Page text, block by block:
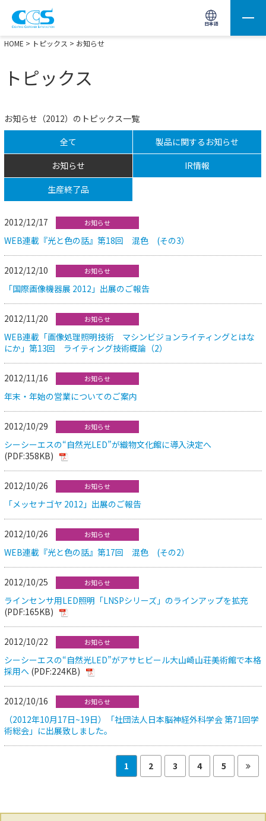
日本語
画像処理用の製品検索 サイト内検索(Enterで実行)
HOME > トピックス > お知らせ
トピックス
お知らせ（2012）のトピックス一覧
全て
製品に関するお知らせ
お知らせ
IR情報
生産終了品
2012/12/17 お知らせ
WEB連載『光と色の話』第18回 混色 (その3）
2012/12/10 お知らせ
「国際画像機器展 2012」出展のご報告
2012/11/20 お知らせ
WEB連載「画像処理照明技術 マシンビジョンライティングとはな
にか」第13回 ライティング技術概論（2）
2012/11/16 お知らせ
年末・年始の営業についてのご案内
2012/10/29 お知らせ
シーシーエスの“自然光LED”が織物文化館に導入決定へ
(PDF:358KB)
2012/10/26 お知らせ
「メッセナゴヤ 2012」出展のご報告
2012/10/26 お知らせ
WEB連載『光と色の話』第17回 混色 (その2）
2012/10/25 お知らせ
ラインセンサ用LED照明「LNSPシリーズ」のラインアップを拡充
(PDF:165KB)
2012/10/22 お知らせ
シーシーエスの“自然光LED”がアサヒビール大山崎山荘美術館で本格
採用へ (PDF:224KB)
2012/10/16 お知らせ
（2012年10月17日~19日）「社団法人日本脳神経外科学会 第71回学
術総会」に出展致しました。
1 2 3 4 5